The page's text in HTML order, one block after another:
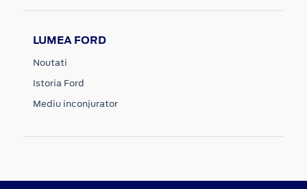
LUMEA FORD
Noutati
Istoria Ford
Mediu inconjurator